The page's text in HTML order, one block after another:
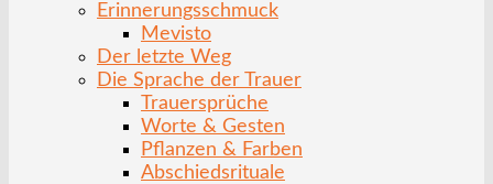
Erinnerungsschmuck
Mevisto
Der letzte Weg
Die Sprache der Trauer
Trauersprüche
Worte & Gesten
Pflanzen & Farben
Abschiedsrituale